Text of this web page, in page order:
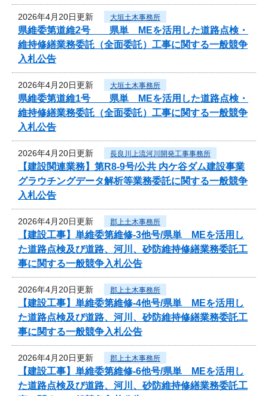
2026年4月20日更新 大垣土木事務所
県維委第道維2号 県単 MEを活用した道路点検・
維持修繕業務委託（全面委託）工事に関する一般競争
入札公告
2026年4月20日更新 大垣土木事務所
県維委第道維1号 県単 MEを活用した道路点検・
維持修繕業務委託（全面委託）工事に関する一般競争
入札公告
2026年4月20日更新 長良川上流河川開発工事事務所
【建設関連業務】第R8-9号/公共 内ケ谷ダム建設事業
グラウチングデータ解析等業務委託に関する一般競争
入札公告
2026年4月20日更新 郡上土木事務所
【建設工事】単維委第維修‐3他号/県単 MEを活用し
た道路点検及び道路、河川、砂防維持修繕業務委託工
事に関する一般競争入札公告
2026年4月20日更新 郡上土木事務所
【建設工事】単維委第維修‐4他号/県単 MEを活用し
た道路点検及び道路、河川、砂防維持修繕業務委託工
事に関する一般競争入札公告
2026年4月20日更新 郡上土木事務所
【建設工事】単維委第維修‐6他号/県単 MEを活用し
た道路点検及び道路、河川、砂防維持修繕業務委託工